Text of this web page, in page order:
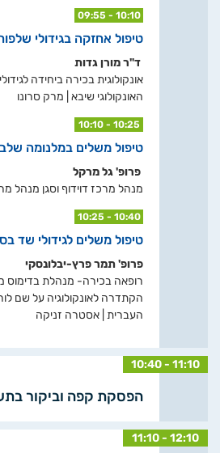
09:55 - 10:10
טיפול אחזקה בגידולי
ד"ר מורן גדות
אונקולוגית בכירה ביחידה
האונקולוגי שיבא | מרק סרונו
10:10 - 10:25
טיפול משלים במלנומה שלב 3
פרופ' גל מרקל
מנהל מרכז דוידוף וסגן מנהל
10:25 - 10:40
טיפול משלים לגידולי שד
פרופ' תמר פרץ-יבלונסקי
רופאה בכירה- מנהלת בדימוס
הקתדרה לאונקולוגיה על שם
העברית | אסטרה זניקה
10:40 - 11:10
הפסקת קפה וביקור
11:10 - 12:10